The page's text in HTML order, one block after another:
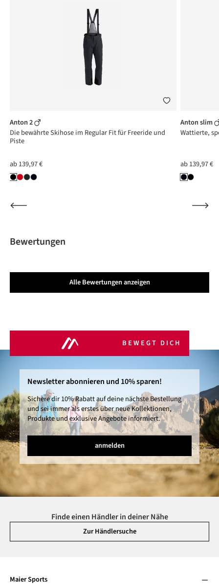
Anton 2
Die bewährte Skihose im Regular Fit für Freeride und
Piste
ab139,97 €
Anton slim
Wattierte,
ab139,97 €
Bewertungen
Alle Bewertungen anzeigen
BEWEGT DICH
Newsletter abonnieren und 10% sparen!
Sichere dir 10% Rabatt auf deine nächste Bestellung
und sei immer als erstes über neue Kollektionen,
Produkte und exklusive Angebote informiert.
anmelden
Finde einen Händler in deiner Nähe
Zur Händlersuche
Maier Sports